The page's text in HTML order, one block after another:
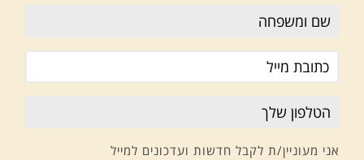
אני מעוניין/ת לקבל חדשות ועדכונים למייל